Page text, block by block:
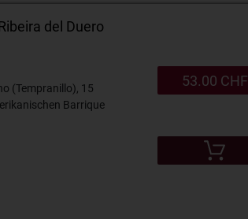
del Duero
(Tempranillo), 15
Barrique
53.00 CHF